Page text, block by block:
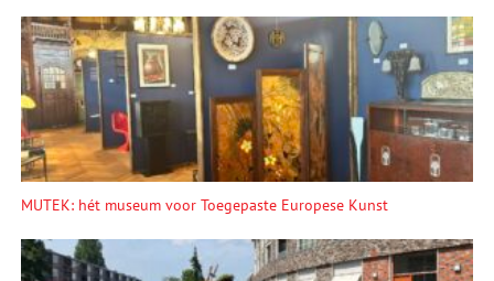
MUTEK: hét museum voor Toegepaste Europese Kunst